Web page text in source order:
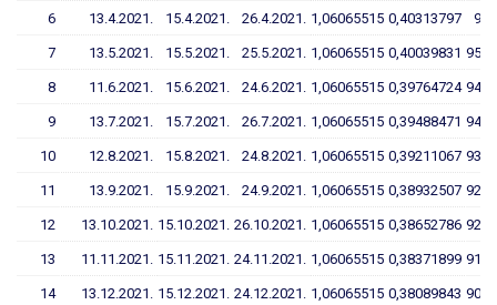
6 13.4.2021. 15.4.2021. 26.4.2021. 1,06065515 0,40313797
7 13.5.2021. 15.5.2021. 25.5.2021. 1,06065515 0,40039831
8 11.6.2021. 15.6.2021. 24.6.2021. 1,06065515 0,39764724
9 13.7.2021. 15.7.2021. 26.7.2021. 1,06065515 0,39488471
10 12.8.2021. 15.8.2021. 24.8.2021. 1,06065515 0,39211067
11 13.9.2021. 15.9.2021. 24.9.2021. 1,06065515 0,38932507
12 13.10.2021. 15.10.2021. 26.10.2021. 1,06065515 0,38652786
13 11.11.2021. 15.11.2021. 24.11.2021. 1,06065515 0,38371899
14 13.12.2021. 15.12.2021. 24.12.2021. 1,06065515 0,38089843